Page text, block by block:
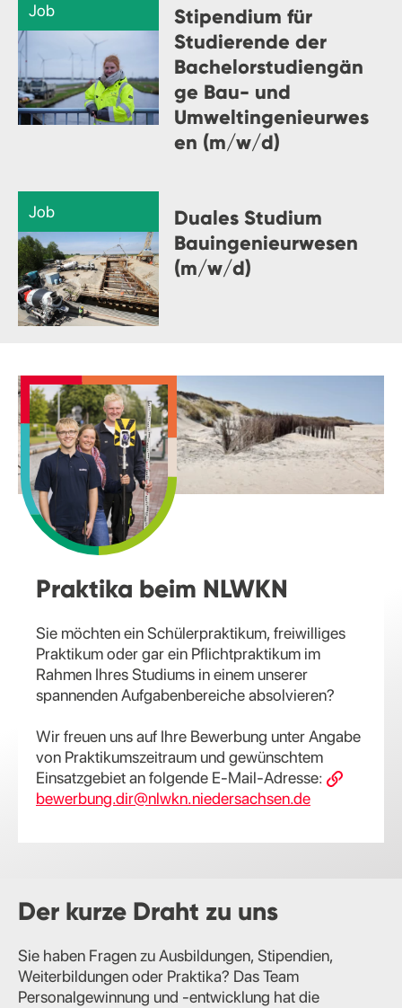
Job
Stipendium für
Studierende der
Bachelorstudiengän
ge Bau- und
Umweltingenieurwes
en (m/w/d)
Job
Duales Studium
Bauingenieurwesen
(m/w/d)
Praktika beim NLWKN
Sie möchten ein Schülerpraktikum, freiwilliges
Praktikum oder gar ein Pflichtpraktikum im
Rahmen Ihres Studiums in einem unserer
spannenden Aufgabenbereiche absolvieren?
Wir freuen uns auf Ihre Bewerbung unter Angabe
von Praktikumszeitraum und gewünschtem
Einsatzgebiet an folgende E-Mail-Adresse:
bewerbung.dir@nlwkn.niedersachsen.de
Der kurze Draht zu uns
Sie haben Fragen zu Ausbildungen, Stipendien,
Weiterbildungen oder Praktika? Das Team
Personalgewinnung und -entwicklung hat die